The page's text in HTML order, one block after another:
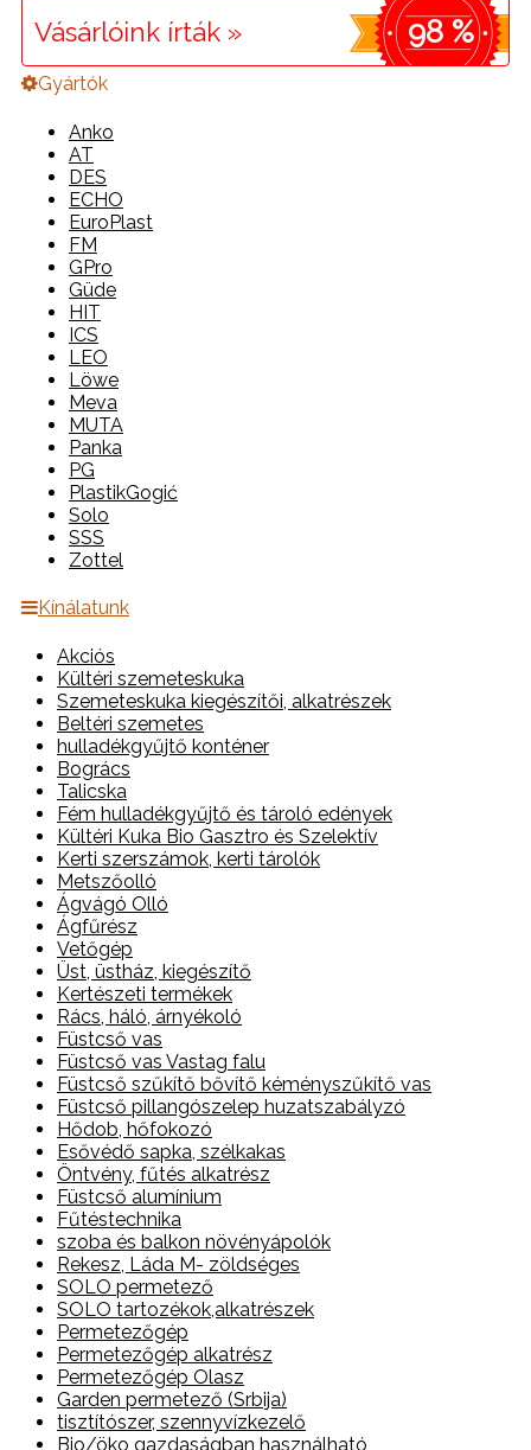
Vásárlóink írták » 98 %
Gyártók
Anko
AT
DES
ECHO
EuroPlast
FM
GPro
Güde
HIT
ICS
LEO
Löwe
Meva
MUTA
Panka
PG
PlastikGogić
Solo
SSS
Zottel
Kínálatunk
Akciós
Kültéri szemeteskuka
Szemeteskuka kiegészítői, alkatrészek
Beltéri szemetes
hulladékgyűjtő konténer
Bogrács
Talicska
Fém hulladékgyűjtő és tároló edények
Kültéri Kuka Bio Gasztro és Szelektív
Kerti szerszámok, kerti tárolók
Metszőolló
Ágvágó Olló
Ágfűrész
Vetőgép
Üst, üstház, kiegészítő
Kertészeti termékek
Rács, háló, árnyékoló
Füstcső vas
Füstcső vas Vastag falu
Füstcső szűkítő bővítő kéményszűkítő vas
Füstcső pillangószelep huzatszabályzó
Hődob, hőfokozó
Esővédő sapka, szélkakas
Öntvény, fűtés alkatrész
Füstcső alumínium
Fűtéstechnika
szoba és balkon növényápolók
Rekesz, Láda M- zöldséges
SOLO permetező
SOLO tartozékok,alkatrészek
Permetezőgép
Permetezőgép alkatrész
Permetezőgép Olasz
Garden permetező (Srbija)
tisztítószer, szennyvízkezelő
Bio/öko gazdaságban használható